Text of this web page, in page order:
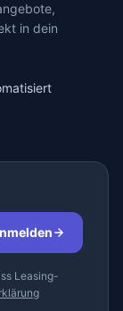
in dein
Leasing-